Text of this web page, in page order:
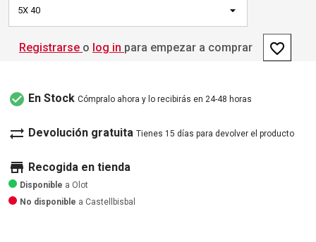
5X 40
Registrarse o log in para empezar a comprar favorite_border
check_circle En Stock Cómpralo ahora y lo recibirás en 24-48 horas
sync_alt Devolución gratuita Tienes 15 días para devolver el producto
store Recogida en tienda
Disponible a Olot
No disponible a Castellbisbal